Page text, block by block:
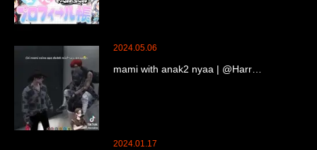
2024.05.06
mami with anak2 nyaa | @Harr…
2024.01.17